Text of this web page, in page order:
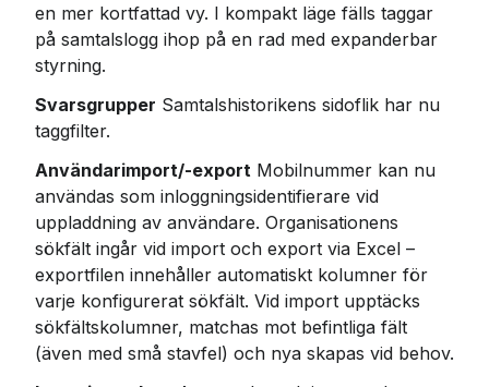
en mer kortfattad vy. I kompakt läge fälls taggar
på samtalslogg ihop på en rad med expanderbar
styrning.
Svarsgrupper Samtalshistorikens sidoflik har nu
taggfilter.
Användarimport/-export Mobilnummer kan nu
användas som inloggningsidentifierare vid
uppladdning av användare. Organisationens
sökfält ingår vid import och export via Excel –
exportfilen innehåller automatiskt kolumner för
varje konfigurerat sökfält. Vid import upptäcks
sökfältskolumner, matchas mot befintliga fält
(även med små stavfel) och nya skapas vid behov.